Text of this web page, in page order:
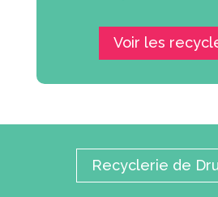
Voir les
Recyclerie de